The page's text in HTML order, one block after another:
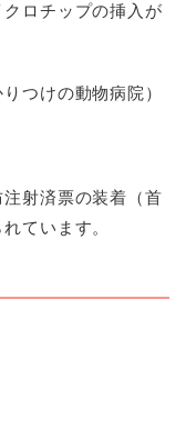
ロチップの挿入が
つけの動物病院）
射済票の装着（首
ています。